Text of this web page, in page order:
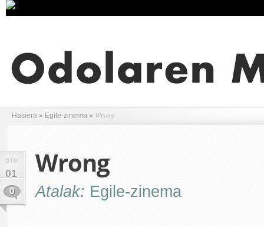
Hasiera » Egile-zinema » Wrong
OTS
01
0
Wrong
Atalak: Egile-zinema